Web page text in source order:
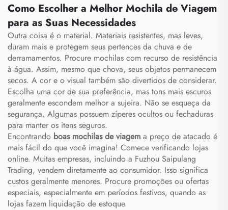
Como Escolher a Melhor Mochila de Viagem
para as Suas Necessidades
Outra coisa é o material. Materiais resistentes, mas leves,
duram mais e protegem seus pertences da chuva e de
derramamentos. Procure mochilas com recurso de resistência
à água. Assim, mesmo que chova, seus objetos permanecem
secos. A cor e o visual também são divertidos de considerar.
Escolha uma cor de sua preferência, mas tons mais escuros
geralmente escondem melhor a sujeira. Não se esqueça da
segurança. Algumas possuem zíperes ocultos ou fechaduras
para manter os itens seguros.
Encontrando boas mochilas de viagem a preço de atacado é
mais fácil do que você imagina! Comece verificando lojas
online. Muitas empresas, incluindo a Fuzhou Saipulang
Trading, vendem diretamente ao consumidor. Isso significa
custos geralmente menores. Procure promoções ou ofertas
especiais, especialmente em períodos festivos, quando as
lojas fazem liquidação de estoque.